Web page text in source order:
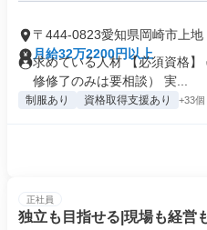
〒444-0823愛知県岡崎市上地
月給32万2200円以上
求めている人材 【必須資格
修修了のみは要相談） 実...
制服あり 資格取得支援あり +33個
正社員
独立も目指せる|現場も経営